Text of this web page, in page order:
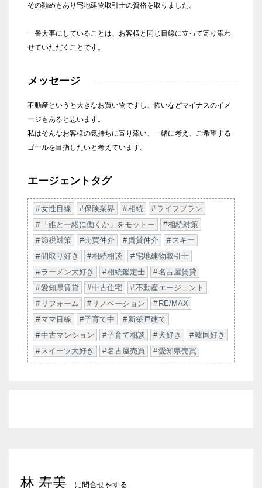
その勧めもあり宅地建物取引士の資格を取りました。
一番大事にしていることは、お客様と同じ目線に立って寄り添わ
せていただくことです。
メッセージ
不動産というと大きなお買い物ですし、怖いなどマイナスのイメ
ージもあると思います。
私はそんなお客様の気持ちに寄り添い、一緒に考え、ご希望する
ゴールを目指したいと考えています。
エージェントタグ
女性目線 保険業界 相続
ライフプラン
「誰と一緒に働くか」をモットー
相続対策
節税対策
売買仲介 賃貸仲介
スキー
間取り好き
相続相談
宅地建物取引士
ラーメン大好き
相続鑑定士
名古屋賃貸
愛知県賃貸
中古住宅
不動産エージェント
リフォーム
リノベーション
RE/MAX
ママ目線
子育て中
新築戸建て
中古マンション
子育て相談 犬好き
韓国好き
スイーツ大好き
名古屋売買 愛知県売買
林 寿美 に問合せをする